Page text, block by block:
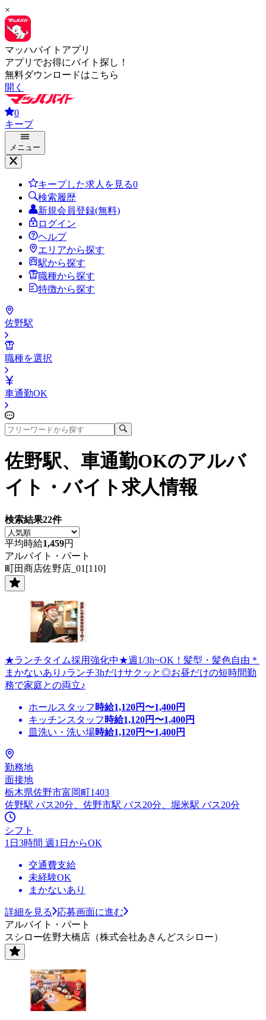
×
マッハバイトアプリ
アプリでお得にバイト探し！
無料ダウンロードはこちら
開く
0
キープ
メニュー
キープした求人を見る0
検索履歴
新規会員登録(無料)
ログイン
ヘルプ
エリアから探す
駅から探す
職種から探す
特徴から探す
佐野駅
職種を選択
車通勤OK
佐野駅、車通勤OKのアルバ
イト・バイト求人情報
検索結果22件
平均時給1,459円
アルバイト・パート
町田商店佐野店_01[110]
★ランチタイム採用強化中★週1/3h~OK！髪型・髪色自由＊
まかないあり♪ランチ3hだけサクッと◎お昼だけの短時間勤
務で家庭との両立♪
ホールスタッフ 時給1,120円〜1,400円
キッチンスタッフ 時給1,120円〜1,400円
皿洗い・洗い場時給1,120円〜1,400円
勤務地
面接地
栃木県佐野市富岡町1403
佐野駅 バス20分、佐野市駅 バス20分、堀米駅 バス20分
シフト
1日3時間 週1日からOK
交通費支給
未経験OK
まかないあり
詳細を見る
応募画面に進む
アルバイト・パート
スシロー佐野大橋店（株式会社あきんどスシロー）